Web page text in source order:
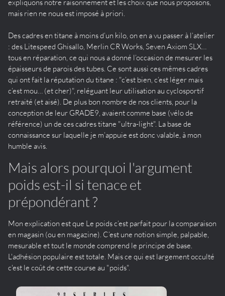
expliquons notre raisonnement et les choix que nous proposons,
mais rien ne nous est imposé à priori.
Des cadres en titane à moins d’un kilo, on en a vu passer à l’atelier
: des Litespeed Ghisallo, Merlin CR Works, Seven Axiom SLX…
tous en réparation, ce qui nous a donné l’occasion de mesurer les
épaisseurs de parois des tubes. Ce sont aussi ces mêmes cadres
qui ont fait la réputation du titane : "c’est bien, c’est léger mais
c’est mou… (et cher)", reléguant leur utilisation au cyclosportif
retraité (et aisé). De plus bon nombre de nos clients, pour la
conception de leur GRADE9, avaient comme base (vélo de
référence) un de ces cadres titane "ultra-light". La base de
connaissance sur laquelle je m’appuie est donc valable, à mon
humble avis.
Mais alors pourquoi l'argument
poids est-il si tenace et
prépondérant ?
Mon explication est que Le poids c’est parfait pour la comparaison
en magasin (ou en magazine). C’est une notion simple, palpable,
mesurable et tout le monde comprend le principe de base.
L'adhésion populaire est totale. Mais ce qui est largement occulté
c'est le coût de cette course au "poids".